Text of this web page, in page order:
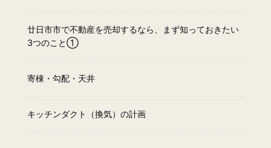
廿日市市で不動産を売却するなら、まず知っておきたい
3つのこと①
寄棟・勾配・天井
キッチンダクト（換気）の計画